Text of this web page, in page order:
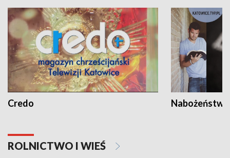
Credo
ROLNICTWO I WIEŚ